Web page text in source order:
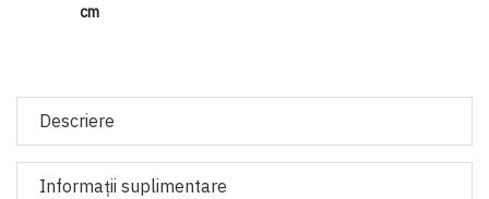
cm
Descriere
Informaţii suplimentare